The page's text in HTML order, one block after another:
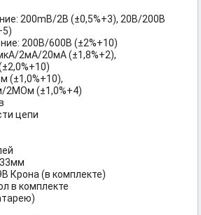
200mВ/2В (±0,5%+3), 20В/200В
200В/600В (±2%+10)
2мА/20мА (±1,8%+2),
(±1,0%+10),
(±1,0%+4)
цепи
Крона (в комплекте)
в комплекте